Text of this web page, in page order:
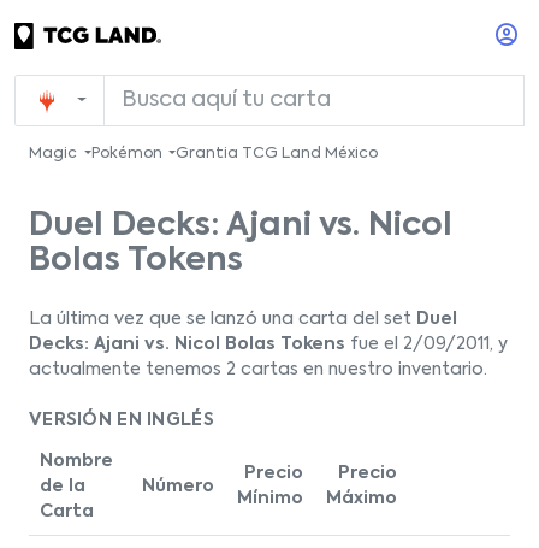
Magic Pokémon Grantia TCG Land México
Duel Decks: Ajani vs. Nicol
Bolas Tokens
La última vez que se lanzó una carta del set Duel
Decks: Ajani vs. Nicol Bolas Tokens fue el 2/09/2011, y
actualmente tenemos 2 cartas en nuestro inventario.
VERSIÓN EN INGLÉS
Nombre
de la
Carta
Número
Precio
Mínimo
Precio
Máximo